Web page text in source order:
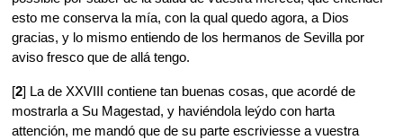
esto me conserva la mía, con la qual quedo agora, a Dios
gracias, y lo mismo entiendo de los hermanos de Sevilla por
aviso fresco que de allá tengo.
[2] La de XXVIII contiene tan buenas cosas, que acordé de
mostrarla a Su Magestad, y haviéndola leýdo con harta
attención, me mandó que de su parte escriviesse a vuestra